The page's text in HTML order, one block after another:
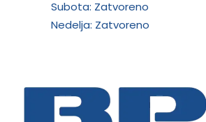
Subota: Zatvoreno
Nedelja: Zatvoreno